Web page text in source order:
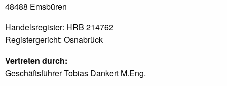
48488 Emsbüren
Handelsregister: HRB 214762
Registergericht: Osnabrück
Vertreten durch:
Geschäftsführer Tobias Dankert M.Eng.